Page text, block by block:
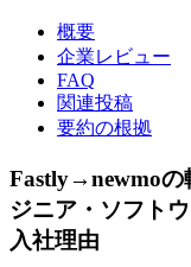
概要
企業レビュー
FAQ
関連投稿
要約の根拠
Fastly→newmoの
ジニア・ソフト
入社理由